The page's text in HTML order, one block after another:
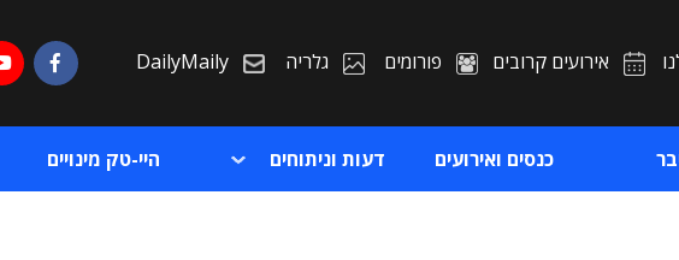
אירועים קרובים פורומים גלריה DailyMaily
כנסים ואירועים דעות וניתוחים היי-טק מינויים